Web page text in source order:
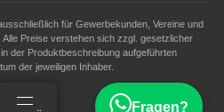
für Gewerbekunden, Vereine und
Alle Preise verstehen sich zzgl. gesetzlicher
in der Produktbeschreibung aufgeführten
der jeweiligen Inhaber.
Fragen?